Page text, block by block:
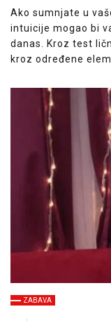
Ako sumnjate u
intuicije mogao bi
danas. Kroz test
kroz određene
ZABAVA